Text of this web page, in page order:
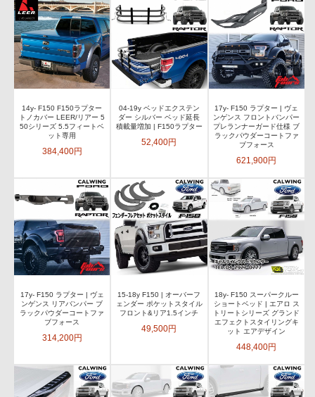
14y- F150 F150ラプター
トノカバー LEER/リアー 5
50シリーズ 5.5フィートベ
ット専用
384,400円
04-19y ベッドエクステン
ダー シルバー ベッド延長
積載量増加 | F150ラプター
52,400円
17y- F150 ラプター | ヴェ
ンゲンス フロントバンパー
プレランナーガード仕様 ブ
ラックパウダーコートファ
ブフォース
621,900円
17y- F150 ラプター | ヴェ
ンゲンス リアバンパー ブ
ラックパウダーコートファ
ブフォース
314,200円
15-18y F150 | オーバーフ
ェンダー ポケットスタイル
フロント&リア1.5インチ
49,500円
18y- F150 スーパークルー
ショートベッド | エアロ ス
トリートシリーズ グランド
エフェクトスタイリングキ
ット エアデザイン
448,400円